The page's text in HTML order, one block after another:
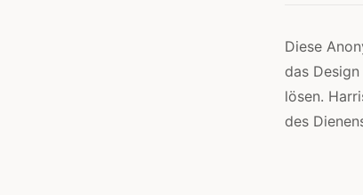
Diese
das
lösen.
des